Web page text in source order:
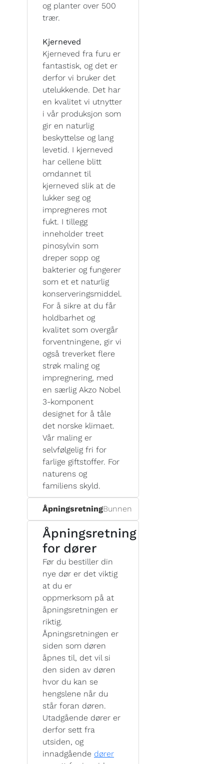
og planter over 500
trær.
Kjerneved
Kjerneved fra furu er
fantastisk, og det er
derfor vi bruker det
utelukkende. Det har
en kvalitet vi utnytter
i vår produksjon som
gir en naturlig
beskyttelse og lang
levetid. I kjerneved
har cellene blitt
omdannet til
kjerneved slik at de
lukker seg og
impregneres mot
fukt. I tillegg
inneholder treet
pinosylvin som
dreper sopp og
bakterier og fungerer
som et et naturlig
konserveringsmiddel.
For å sikre at du får
holdbarhet og
kvalitet som overgår
forventningene, gir vi
også treverket flere
strøk maling og
impregnering, med
en særlig Akzo Nobel
3-komponent
designet for å tåle
det norske klimaet.
Vår maling er
selvfølgelig fri for
farlige giftstoffer. For
naturens og
familiens skyld.
ÅpningsretningBunnen
Åpningsretning
for dører
Før du bestiller din
nye dør er det viktig
at du er
oppmerksom på at
åpningsretningen er
riktig.
Åpningsretningen er
siden som døren
åpnes til, det vil si
den siden av døren
hvor du kan se
hengslene når du
står foran døren.
Utadgående dører er
derfor sett fra
utsiden, og
innadgående dører